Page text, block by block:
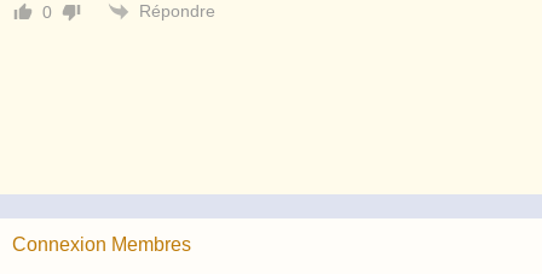
0 Répondre
Connexion Membres